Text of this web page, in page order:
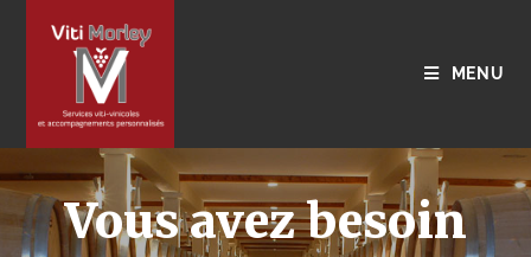
MENU
Vous avez besoin